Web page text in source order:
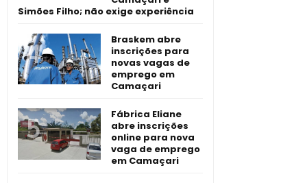
Simões Filho; não exige experiência
Braskem abre
inscrições para
novas vagas de
emprego em
Camaçari
Fábrica Eliane
abre inscrições
online para nova
vaga de emprego
em Camaçari